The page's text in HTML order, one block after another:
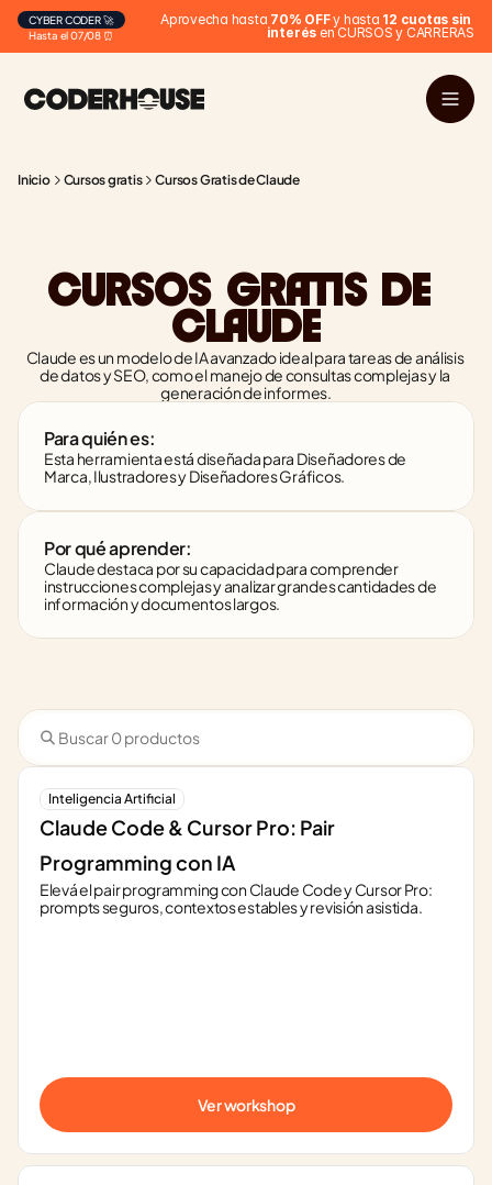
Hasta el 07/08 ⏰
CYBER CODER 🚀 Aprovecha hasta 70% OFF y hasta 12 cuotas sin
interés en CURSOS y CARRERAS
Inicio Cursos gratis Cursos Gratis de Claude
CURSOS GRATIS DE
CLAUDE
Claude es un modelo de IA avanzado ideal para tareas de análisis
de datos y SEO, como el manejo de consultas complejas y la
generación de informes.
Para quién es:
Esta herramienta está diseñada para Diseñadores de
Marca, Ilustradores y Diseñadores Gráficos.
Por qué aprender:
Claude destaca por su capacidad para comprender
instrucciones complejas y analizar grandes cantidades de
información y documentos largos.
Inteligencia Artificial
Claude Code & Cursor Pro: Pair
Programming con IA
Elevá el pair programming con Claude Code y Cursor Pro:
prompts seguros, contextos estables y revisión asistida.
Ver workshop